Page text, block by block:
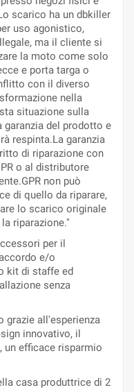
scarico ha un dbkiller
uso agonistico,
ma il cliente si
la moto come solo
e porta targa o
con il diverso
nella
situazione sulla
garanzia del prodotto e
respinta.La garanzia
di riparazione con
o al distributore
non può
di quello da riparare,
lo scarico originale
riparazione."
per il
e/o
kit di staffe ed
senza
grazie all'esperienza
innovativo, il
un efficace risparmio
casa produttrice di 2